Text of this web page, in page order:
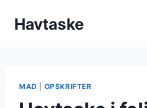
Havtaske
MAD OPSKRIFTER